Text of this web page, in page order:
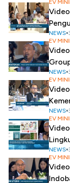
EV
NEWS
EV
NEWS
EV
NEWS
EV
NEWS
EV